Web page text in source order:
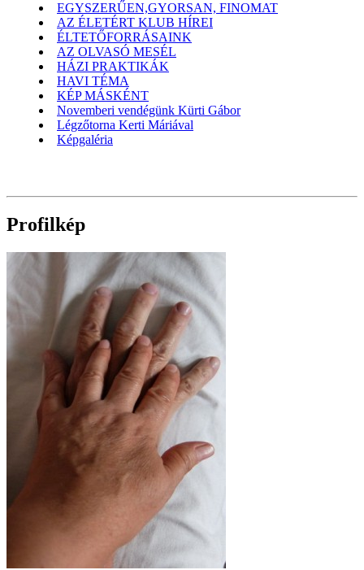
EGYSZERŰEN,GYORSAN, FINOMAT
AZ ÉLETÉRT KLUB HÍREI
ÉLTETŐFORRÁSAINK
AZ OLVASÓ MESÉL
HÁZI PRAKTIKÁK
HAVI TÉMA
KÉP MÁSKÉNT
Novemberi vendégünk Kürti Gábor
Légzőtorna Kerti Máriával
Képgaléria
Profilkép